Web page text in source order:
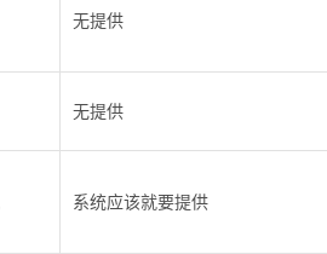
无提供
无提供
系统应该就要提供